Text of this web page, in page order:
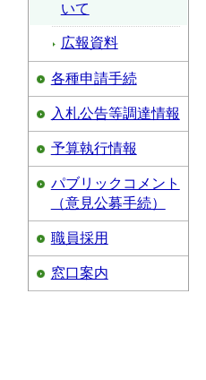
いて
広報資料
各種申請手続
入札公告等調達情報
予算執行情報
パブリックコメント
（意見公募手続）
職員採用
窓口案内